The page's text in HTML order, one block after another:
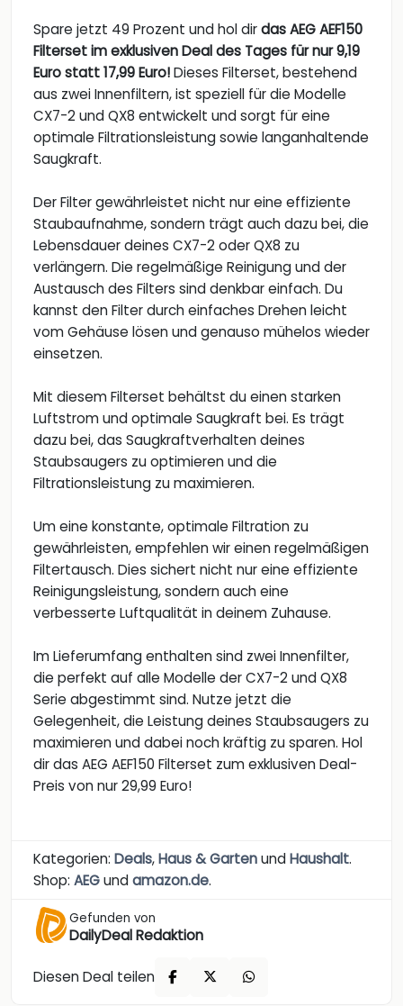
Spare jetzt 49 Prozent und hol dirdas AEG AEF150
Filterset im exklusiven Deal des Tages für nur 9,19
Euro statt 17,99 Euro!Dieses Filterset, bestehend
aus zwei Innenfiltern, ist speziell für die Modelle
CX7-2 und QX8 entwickelt und sorgt für eine
optimale Filtrationsleistung sowie langanhaltende
Saugkraft.
Der Filter gewährleistet nicht nur eine effiziente
Staubaufnahme, sondern trägt auch dazu bei, die
Lebensdauer deines CX7-2 oder QX8 zu
verlängern. Die regelmäßige Reinigung und der
Austausch des Filters sind denkbar einfach. Du
kannst den Filter durch einfaches Drehen leicht
vom Gehäuse lösen und genauso mühelos wieder
einsetzen.
Mit diesem Filterset behältst du einen starken
Luftstrom und optimale Saugkraft bei. Es trägt
dazu bei, das Saugkraftverhalten deines
Staubsaugers zu optimieren und die
Filtrationsleistung zu maximieren.
Um eine konstante, optimale Filtration zu
gewährleisten, empfehlen wir einen regelmäßigen
Filtertausch. Dies sichert nicht nur eine effiziente
Reinigungsleistung, sondern auch eine
verbesserte Luftqualität in deinem Zuhause.
Im Lieferumfang enthalten sind zwei Innenfilter,
die perfekt auf alle Modelle der CX7-2 und QX8
Serie abgestimmt sind. Nutze jetzt die
Gelegenheit, die Leistung deines Staubsaugers zu
maximieren und dabei noch kräftig zu sparen. Hol
dir das AEG AEF150 Filterset zum exklusiven Deal-
Preis von nur 29,99 Euro!
Kategorien: Deals,Haus & GartenundHaushalt.
Shop: AEGundamazon.de.
Gefunden von
DailyDeal Redaktion
Diesen Deal teilen